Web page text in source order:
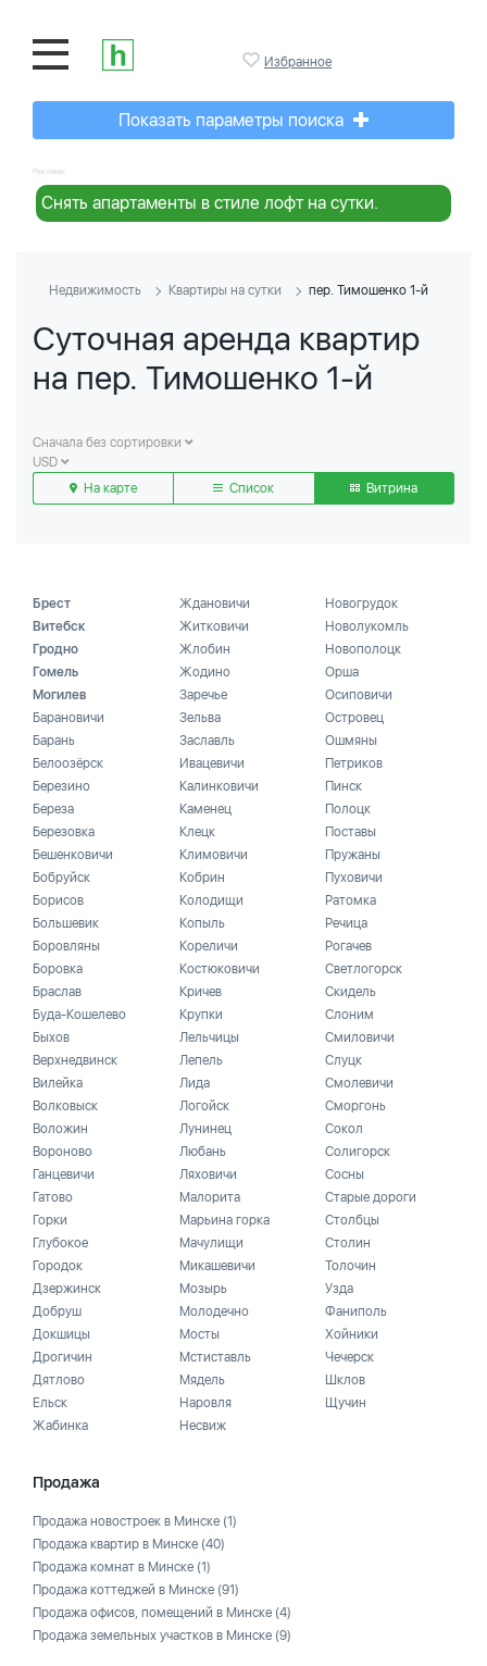
Избранное
Показать параметры поиска
Реклама:
Снять апартаменты в стиле лофт на сутки.
Недвижимость Квартиры на сутки пер. Тимошенко 1-й
Суточная аренда квартир
на пер. Тимошенко 1-й
Сначала без сортировки
USD
На карте
Список Витрина
Брест
Витебск
Гродно
Гомель
Могилев
Барановичи
Барань
Белоозёрск
Березино
Береза
Березовка
Бешенковичи
Бобруйск
Борисов
Большевик
Боровляны
Боровка
Браслав
Буда-Кошелево
Быхов
Верхнедвинск
Вилейка
Волковыск
Воложин
Вороново
Ганцевичи
Гатово
Горки
Глубокое
Городок
Дзержинск
Добруш
Докшицы
Дрогичин
Дятлово
Ельск
Жабинка
Ждановичи
Житковичи
Жлобин
Жодино
Заречье
Зельва
Заславль
Ивацевичи
Калинковичи
Каменец
Клецк
Климовичи
Кобрин
Колодищи
Копыль
Кореличи
Костюковичи
Кричев
Крупки
Лельчицы
Лепель
Лида
Логойск
Лунинец
Любань
Ляховичи
Малорита
Марьина горка
Мачулищи
Микашевичи
Мозырь
Молодечно
Мосты
Мстиставль
Мядель
Наровля
Несвиж
Новогрудок
Новолукомль
Новополоцк
Орша
Осиповичи
Островец
Ошмяны
Петриков
Пинск
Полоцк
Поставы
Пружаны
Пуховичи
Ратомка
Речица
Рогачев
Светлогорск
Скидель
Слоним
Смиловичи
Слуцк
Смолевичи
Сморгонь
Сокол
Солигорск
Сосны
Старые дороги
Столбцы
Столин
Толочин
Узда
Фаниполь
Хойники
Чечерск
Шклов
Щучин
Продажа
Продажа новостроек в Минске (1)
Продажа квартир в Минске (40)
Продажа комнат в Минске (1)
Продажа коттеджей в Минске (91)
Продажа офисов, помещений в Минске (4)
Продажа земельных участков в Минске (9)